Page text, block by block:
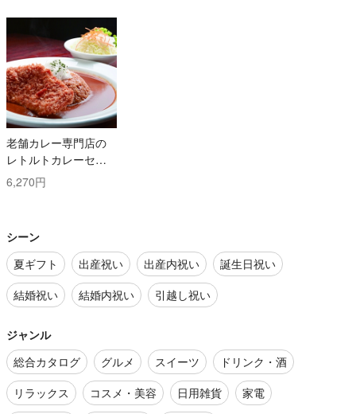
老舗カレー専門店の
レトルトカレーセッ
ト
6,270円
シーン
夏ギフト
出産祝い 出産内祝い
誕生日祝い
結婚祝い
結婚内祝い 引越し祝い
ジャンル
総合カタログ
グルメ スイーツ
ドリンク・酒
リラックス
コスメ・美容 日用雑貨
家電